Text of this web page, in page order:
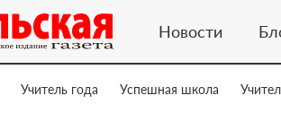
Новости
Учитель года Успешная школа